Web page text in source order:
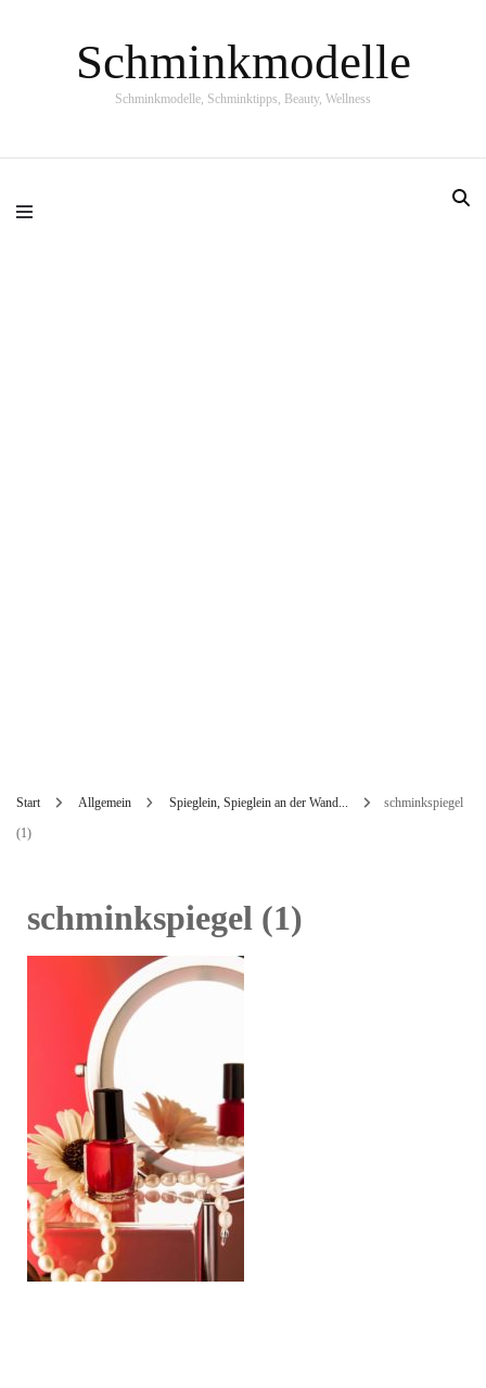
Schminkmodelle
Schminkmodelle, Schminktipps, Beauty, Wellness
Start Allgemein Spieglein, Spieglein an der Wand...
schminkspiegel
(1)
schminkspiegel (1)